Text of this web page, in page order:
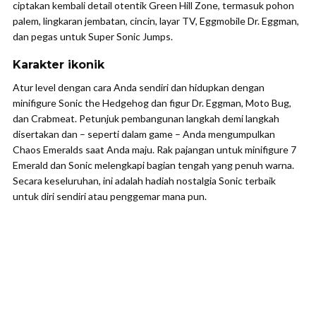
ciptakan kembali detail otentik Green Hill Zone, termasuk pohon
palem, lingkaran jembatan, cincin, layar TV, Eggmobile Dr. Eggman,
dan pegas untuk Super Sonic Jumps.
Karakter ikonik
Atur level dengan cara Anda sendiri dan hidupkan dengan
minifigure Sonic the Hedgehog dan figur Dr. Eggman, Moto Bug,
dan Crabmeat. Petunjuk pembangunan langkah demi langkah
disertakan dan – seperti dalam game – Anda mengumpulkan
Chaos Emeralds saat Anda maju. Rak pajangan untuk minifigure 7
Emerald dan Sonic melengkapi bagian tengah yang penuh warna.
Secara keseluruhan, ini adalah hadiah nostalgia Sonic terbaik
untuk diri sendiri atau penggemar mana pun.